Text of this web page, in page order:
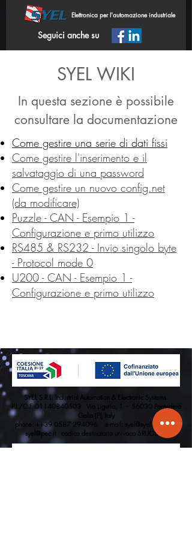
Elettronica per l'automazione industriale
Seguici anche su
SYEL WIKI
In questa sezione è possibile
consultare la documentazione
Come gestire una serie di dati fissi
Come gestire l'inserimento e il
salvataggio di una password
Come gestire un nuovo config.net
(da modificare)
Puzzle - CAN - Esempio 1 -
Configurazione e primo utilizzo
RS485 & RS232 - Invio singolo byte
- Protocol mode 0
U200 - CAN - Esempio 1 -
Configurazione e primo utilizzo
SYEL S.R.L. Industrial Automation & Electronic Systems
P.I./C.F. 01140840503 Via Liguria, 1 - 56030 Pontedera
Gello (PI) Italy
phone: ++39 0587 294096 e-mail: syel@syel.it
PEC:
syel@pec.it codice destinatario univoco 5RUO82D